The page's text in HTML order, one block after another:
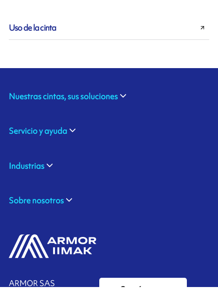
Uso de la cinta
ARMOR SAS
Contáctenos
Nuestras cintas, sus soluciones
Servicio y ayuda
Industrias
Sobre nosotros